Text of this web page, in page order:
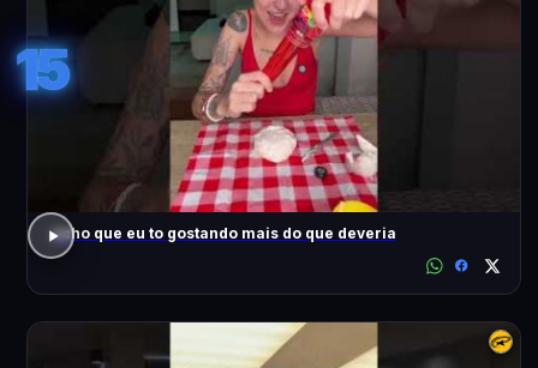
15
acho que eu to gostando mais do que deveria